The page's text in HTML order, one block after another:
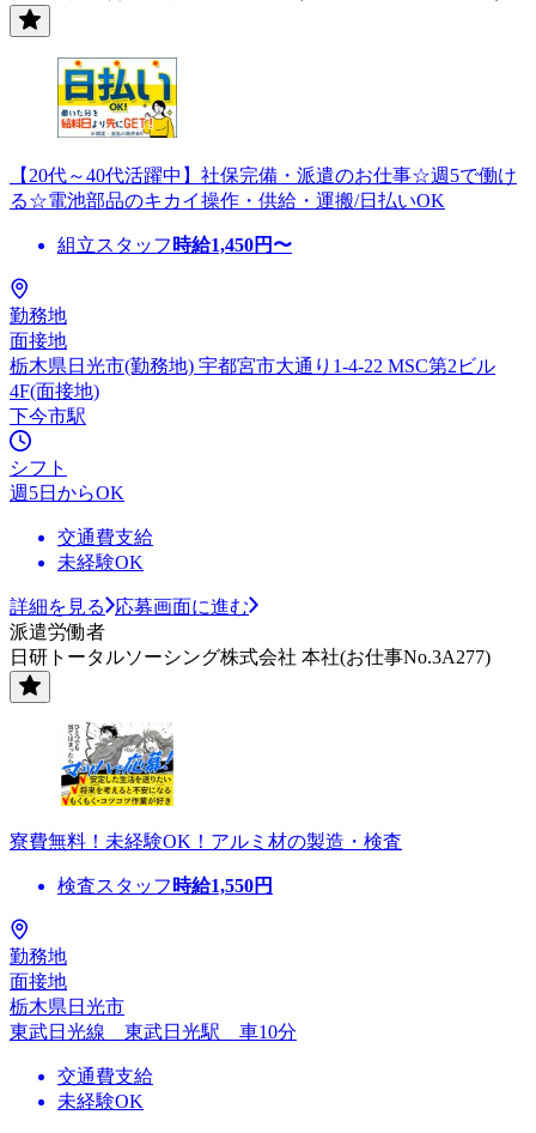
【20代～40代活躍中】社保完備・派遣のお仕事☆週5で働け
る☆電池部品のキカイ操作・供給・運搬/日払いOK
組立スタッフ 時給1,450円〜
勤務地
面接地
栃木県日光市(勤務地) 宇都宮市大通り1-4-22 MSC第2ビル
4F(面接地)
下今市駅
シフト
週5日からOK
交通費支給
未経験OK
詳細を見る
応募画面に進む
派遣労働者
日研トータルソーシング株式会社 本社(お仕事No.3A277)
寮費無料！未経験OK！アルミ材の製造・検査
検査スタッフ 時給1,550円
勤務地
面接地
栃木県日光市
東武日光線 東武日光駅 車10分
交通費支給
未経験OK